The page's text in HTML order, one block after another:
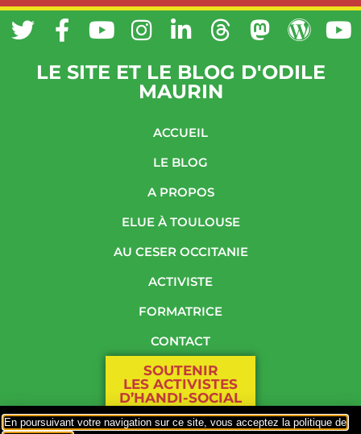
LE SITE ET LE BLOG D'ODILE
MAURIN
ACCUEIL
LE BLOG
A PROPOS
ELUE À TOULOUSE
AU CESER OCCITANIE
ACTIVISTE
FORMATRICE
CONTACT
SOUTENIR
LES ACTIVISTES
D’HANDI-SOCIAL
En poursuivant votre navigation sur ce site, vous acceptez la politique de